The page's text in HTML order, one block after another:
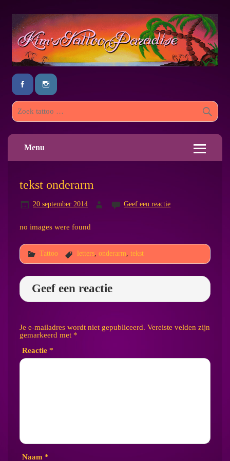
Menu
tekst onderarm
20 september 2014 Geef een reactie
no images were found
Tattoo letters, onderarm tekst
Geef een reactie
Je e-mailadres wordt niet gepubliceerd. Vereiste velden zijn
gemarkeerd met *
Reactie *
Naam *